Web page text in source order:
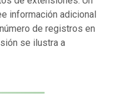
información adicional
de registros en
se ilustra a